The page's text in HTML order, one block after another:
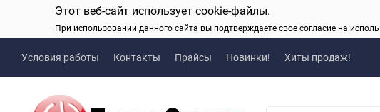
Этот веб-сайт использует cookie-файлы.
При использовании данного сайта вы подтверждаете свое согласие на
Условия работы Контакты Прайсы Новинки! Хиты продаж!